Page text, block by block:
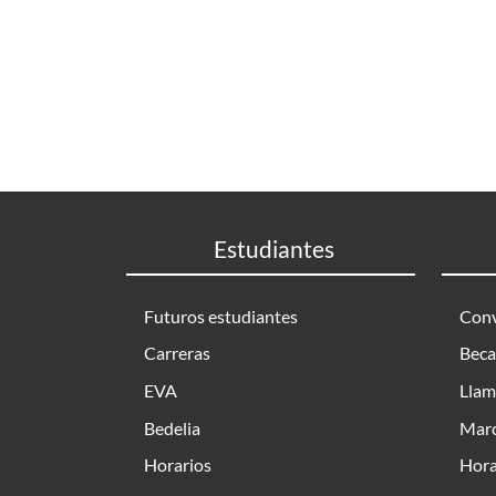
Estudiantes
Futuros estudiantes
Carreras
EVA
Bedelia
Horarios